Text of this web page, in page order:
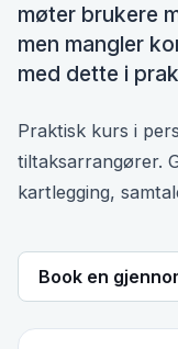
møter brukere
men mangler
med dette i
Praktisk kurs i
tiltaksarrangører.
kartlegging,
Book en